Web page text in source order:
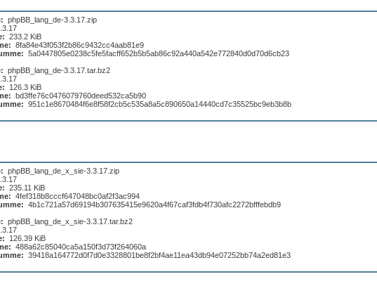
phpBB_lang_de-3.3.17.zip
233.2 KiB
8fa84e43f053f2b86c9432cc4aab81e9
5a0447805e0238c5fe5facff652b5b5ab86c92a440a542e772840d0d70d6cb23
phpBB_lang_de-3.3.17.tar.bz2
126.3 KiB
bd3ffe76c0476079760deed532ca5b90
951c1e8670484f6e8f58f2cb5c535a8a5c890650a14440cd7c35525bc9eb3b8b
phpBB_lang_de_x_sie-3.3.17.zip
235.11 KiB
4fef318b8cccf647048bc0af2f3ac994
4b1c721a57d69194b307635415e9620a4f67caf3fdb4f730afc2272bfffebdb9
phpBB_lang_de_x_sie-3.3.17.tar.bz2
126.39 KiB
488a62c85040ca5a150f3d73f264060a
39418a164772d0f7d0e3328801be8f2bf4ae11ea43db94e07252bb74a2ed81e3